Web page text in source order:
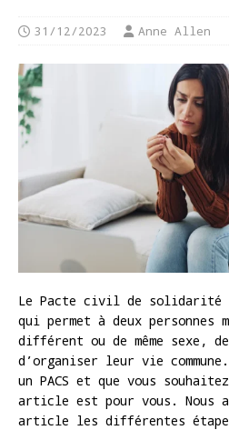
31/12/2023 Anne Allen
Le Pacte civil de solidarité
qui permet à deux personnes
différent ou de même sexe,
d’organiser leur vie
un PACS et que vous
article est pour vous. Nous
article les différentes